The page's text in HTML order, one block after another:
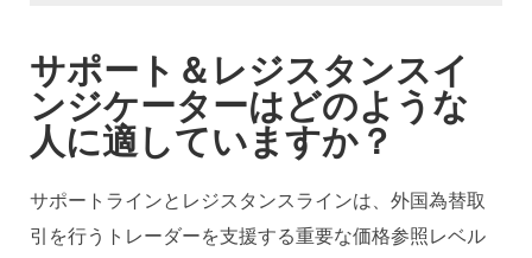
サポート＆レジスタンスイ
ンジケーターはどのような
人に適していますか？
サポートラインとレジスタンスラインは、外国為替取
引を行うトレーダーを支援する重要な価格参照レベル